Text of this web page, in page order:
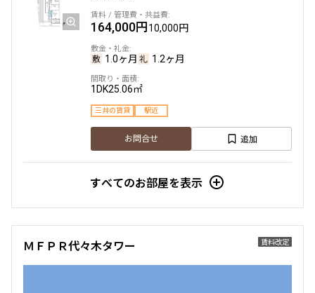
164,000円10,000円
1.0ヶ月 1.2ヶ月
1DK25.06㎡
三井の賃貸 駅近
お問合せ 追加
すべてのお部屋を表示
賃料改定
ＭＦＰＲ代々木タワー